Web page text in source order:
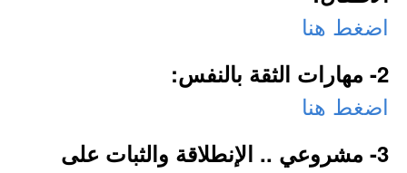
اضغط هنا
2- مهارات الثقة بالنفس:
اضغط هنا
3- مشروعي .. الإنطلاقة والثبات على